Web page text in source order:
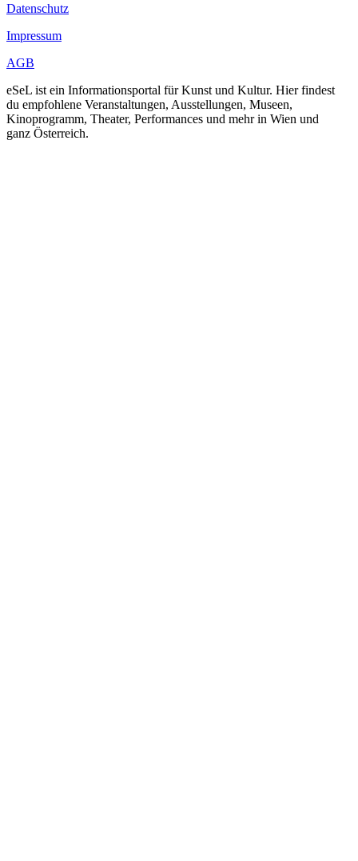
Datenschutz
Impressum
AGB
eSeL ist ein Informationsportal für Kunst und Kultur. Hier findest
du empfohlene Veranstaltungen, Ausstellungen, Museen,
Kinoprogramm, Theater, Performances und mehr in Wien und
ganz Österreich.